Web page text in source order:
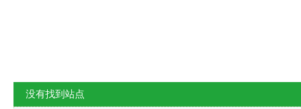
没有找到站点